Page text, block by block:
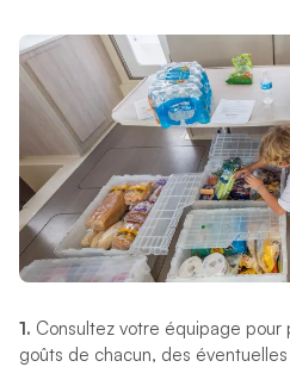
1. Consultez votre équipage pour
goûts de chacun, des